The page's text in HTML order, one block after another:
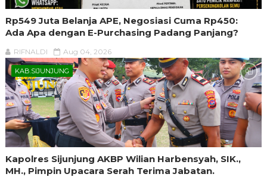
Rp549 Juta Belanja APE, Negosiasi Cuma Rp450:
Ada Apa dengan E-Purchasing Padang Panjang?
RIFNALDI Aug 04, 2026
KAB.SIJUNJUNG
Kapolres Sijunjung AKBP Wilian Harbensyah, SIK.,
MH., Pimpin Upacara Serah Terima Jabatan.